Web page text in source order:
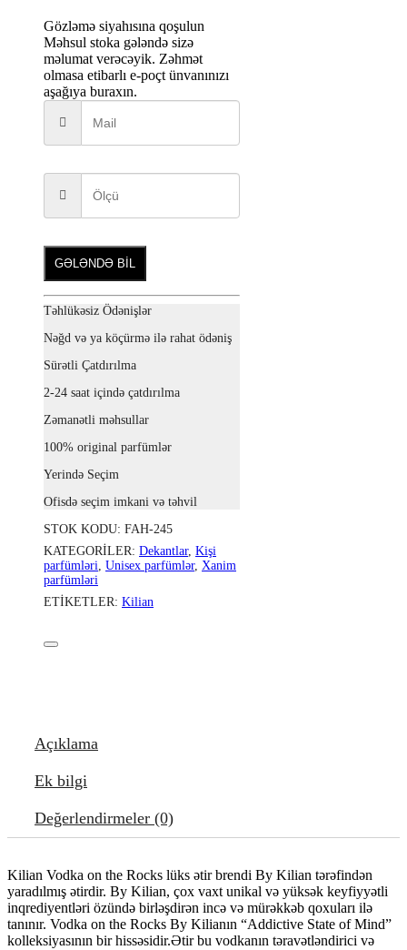
Gözləmə siyahısına qoşulun
Məhsul stoka gələndə sizə
məlumat verəcəyik. Zəhmət
olmasa etibarlı e-poçt ünvanınızı
aşağıya buraxın.
GƏLƏNDƏ BİL
Təhlükəsiz Ödənişlər
Nəğd və ya köçürmə ilə rahat ödəniş
Sürətli Çatdırılma
2-24 saat içində çatdırılma
Zəmanətli məhsullar
100% original parfümlər
Yerində Seçim
Ofisdə seçim imkani və təhvil
STOK KODU: FAH-245
KATEGORILER: Dekantlar, Kişi
parfümləri Unisex parfümlər, Xanim
parfümləri
ETIKETLER: Kilian
Açıklama
Ek bilgi
Değerlendirmeler (0)
Kilian Vodka on the Rocks lüks ətir brendi By Kilian tərəfindən
yaradılmış ətirdir. By Kilian, çox vaxt unikal və yüksək keyfiyyətli
inqrediyentləri özündə birləşdirən incə və mürəkkəb qoxuları ilə
tanınır. Vodka on the Rocks By Kilianın “Addictive State of Mind”
kolleksiyasının bir hissəsidir.Ətir bu vodkanın təravətləndirici və